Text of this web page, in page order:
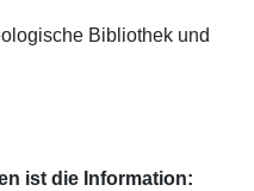
Bibliothek und
ist die Information: